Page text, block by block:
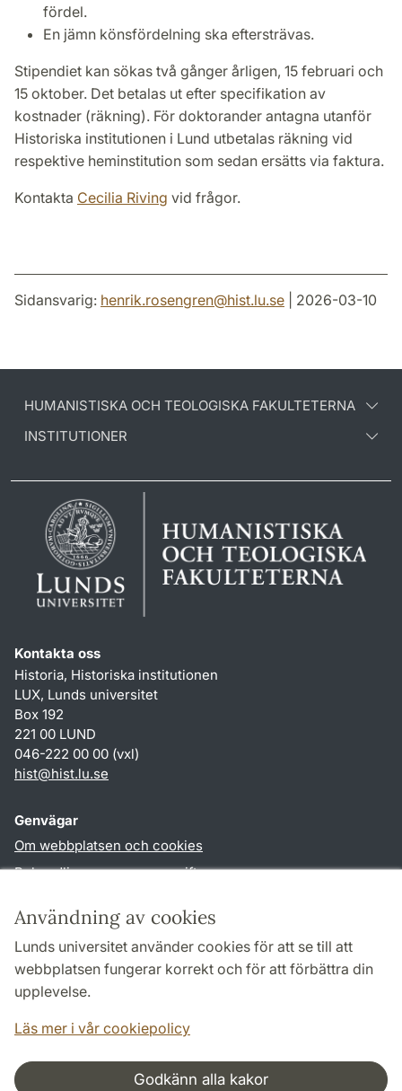
Användning av cookies
Lunds universitet använder cookies för att se till att
webbplatsen fungerar korrekt och för att förbättra din
upplevelse.
Läs mer i vår cookiepolicy
Godkänn alla kakor
fördel.
En jämn könsfördelning ska eftersträvas.
Stipendiet kan sökas två gånger årligen, 15 februari och
15 oktober. Det betalas ut efter specifikation av
kostnader (räkning). För doktorander antagna utanför
Historiska institutionen i Lund utbetalas räkning vid
respektive heminstitution som sedan ersätts via faktura.
Kontakta Cecilia Riving vid frågor.
Sidansvarig: henrik.rosengren@hist.lu.se | 2026-03-10
HUMANISTISKA OCH TEOLOGISKA FAKULTETERNA
INSTITUTIONER
Kontakta oss
Historia, Historiska institutionen
LUX, Lunds universitet
Box 192
221 00 LUND
046-222 00 00 (vxl)
hist@hist.lu.se
Genvägar
Om webbplatsen och cookies
Behandling av personuppgifter
TYPO3-login
Följ oss i sociala medier